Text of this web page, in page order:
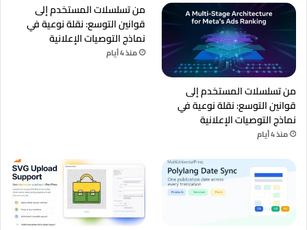
من تسلسلات المستخدم إلى
قوانين التوسع: نقلة نوعية في
نماذج التوصيات الإعلانية
منذ 4 أيام
من تسلسلات المستخدم إلى
قوانين التوسع: نقلة نوعية في
نماذج التوصيات الإعلانية
منذ 4 أيام